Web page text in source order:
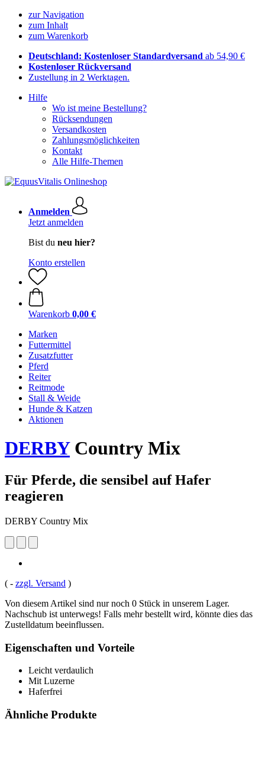
zur Navigation
zum Inhalt
zum Warenkorb
Deutschland: Kostenloser Standardversand ab 54,90 €
Kostenloser Rückversand
Zustellung in 2 Werktagen.
Hilfe
Wo ist meine Bestellung?
Rücksendungen
Versandkosten
Zahlungsmöglichkeiten
Kontakt
Alle Hilfe-Themen
Anmelden
Jetzt anmelden
Bist du neu hier?
Konto erstellen
Warenkorb 0,00 €
Marken
Futtermittel
Zusatzfutter
Pferd
Reiter
Reitmode
Stall & Weide
Hunde & Katzen
Aktionen
DERBYCountry Mix
Für Pferde, die sensibel auf Hafer
reagieren
DERBY Country Mix
( - zzgl. Versand )
Von diesem Artikel sind nur noch 0 Stück in unserem Lager.
Nachschub ist unterwegs! Falls mehr bestellt wird, könnte dies das
Zustelldatum beeinflussen.
Eigenschaften und Vorteile
Leicht verdaulich
Mit Luzerne
Haferfrei
Ähnliche Produkte